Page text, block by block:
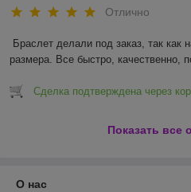
Отлично
Браслет делали под заказ, так как
размера. Все быстро, качественно,
Сделка подтверждена через
Показать все
О нас